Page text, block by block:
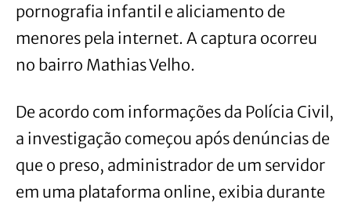
pornografia infantil e aliciamento de
menores pela internet. A captura ocorreu
no bairro Mathias Velho.
De acordo com informações da Polícia Civil,
a investigação começou após denúncias de
que o preso, administrador de um servidor
em uma plataforma online, exibia durante